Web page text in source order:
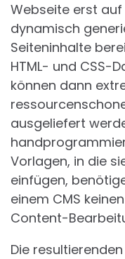
Webseite erst
dynamisch
Seiteninhalte
HTML- und CSS-
können dann
ausgeliefert
Vorlagen, in die
einfügen,
einem CMS
Content-
Die